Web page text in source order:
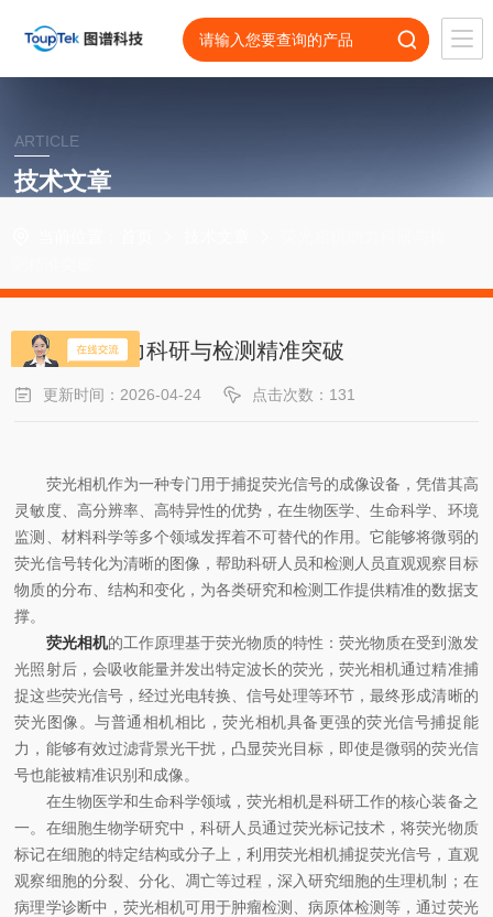
ARTICLE
技术文章
荧光相机助力科研与检测精准突破
更新时间：2026-04-24 点击次数：131
荧光相机作为一种专门用于捕捉荧光信号的成像设备，凭借其高
灵敏度、高分辨率、高特异性的优势，在生物医学、生命科学、环境
监测、材料科学等多个领域发挥着不可替代的作用。它能够将微弱的
荧光信号转化为清晰的图像，帮助科研人员和检测人员直观观察目标
物质的分布、结构和变化，为各类研究和检测工作提供精准的数据支
撑。
荧光相机的工作原理基于荧光物质的特性：荧光物质在受到激发
光照射后，会吸收能量并发出特定波长的荧光，荧光相机通过精准捕
捉这些荧光信号，经过光电转换、信号处理等环节，最终形成清晰的
荧光图像。与普通相机相比，荧光相机具备更强的荧光信号捕捉能
力，能够有效过滤背景光干扰，凸显荧光目标，即使是微弱的荧光信
号也能被精准识别和成像。
在生物医学和生命科学领域，荧光相机是科研工作的核心装备之
一。在细胞生物学研究中，科研人员通过荧光标记技术，将荧光物质
标记在细胞的特定结构或分子上，利用荧光相机捕捉荧光信号，直观
观察细胞的分裂、分化、凋亡等过程，深入研究细胞的生理机制；在
病理学诊断中，荧光相机可用于肿瘤检测、病原体检测等，通过荧光